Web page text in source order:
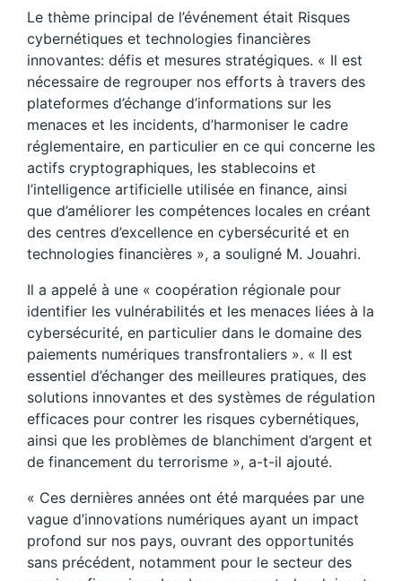
Le thème principal de l’événement était Risques
cybernétiques et technologies financières
innovantes: défis et mesures stratégiques. « Il est
nécessaire de regrouper nos efforts à travers des
plateformes d’échange d’informations sur les
menaces et les incidents, d’harmoniser le cadre
réglementaire, en particulier en ce qui concerne les
actifs cryptographiques, les stablecoins et
l’intelligence artificielle utilisée en finance, ainsi
que d’améliorer les compétences locales en créant
des centres d’excellence en cybersécurité et en
technologies financières », a souligné M. Jouahri.
Il a appelé à une « coopération régionale pour
identifier les vulnérabilités et les menaces liées à la
cybersécurité, en particulier dans le domaine des
paiements numériques transfrontaliers ». « Il est
essentiel d’échanger des meilleures pratiques, des
solutions innovantes et des systèmes de régulation
efficaces pour contrer les risques cybernétiques,
ainsi que les problèmes de blanchiment d’argent et
de financement du terrorisme », a-t-il ajouté.
« Ces dernières années ont été marquées par une
vague d’innovations numériques ayant un impact
profond sur nos pays, ouvrant des opportunités
sans précédent, notamment pour le secteur des